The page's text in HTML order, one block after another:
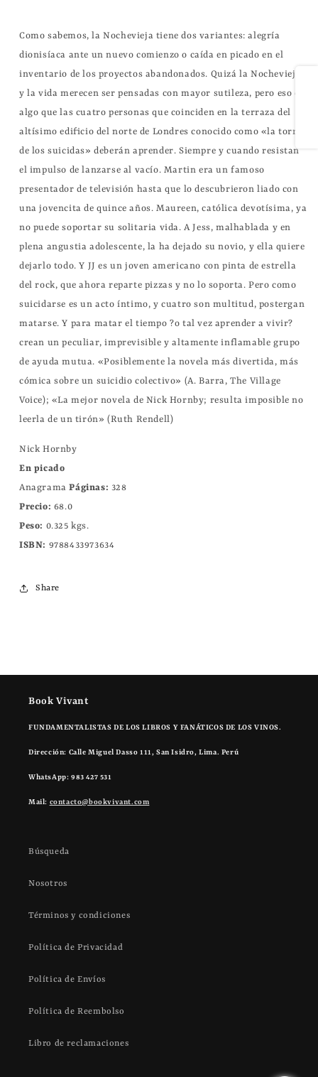
Como sabemos, la Nochevieja tiene dos variantes: alegría
dionisíaca ante un nuevo comienzo o caída en picado en el
inventario de los proyectos abandonados. Quizá la Nochevieja
y la vida merecen ser pensadas con mayor sutileza, pero eso es
algo que las cuatro personas que coinciden en la terraza del
altísimo edificio del norte de Londres conocido como «la torre
de los suicidas» deberán aprender. Siempre y cuando resistan
el impulso de lanzarse al vacío. Martin era un famoso
presentador de televisión hasta que lo descubrieron liado con
una jovencita de quince años. Maureen, católica devotísima, ya
no puede soportar su solitaria vida. A Jess, malhablada y en
plena angustia adolescente, la ha dejado su novio, y ella quiere
dejarlo todo. Y JJ es un joven americano con pinta de estrella
del rock, que ahora reparte pizzas y no lo soporta. Pero como
suicidarse es un acto íntimo, y cuatro son multitud, postergan
matarse. Y para matar el tiempo ?o tal vez aprender a vivir?
crean un peculiar, imprevisible y altamente inflamable grupo
de ayuda mutua. «Posiblemente la novela más divertida, más
cómica sobre un suicidio colectivo» (A. Barra, The Village
Voice); «La mejor novela de Nick Hornby; resulta imposible no
Nick Hornby
En picado
AnagramaPáginas: 328
Precio: 68.0
Peso: 0.325 kgs.
ISBN: 9788433973634
Share
Book Vivant
FUNDAMENTALISTAS DE LOS LIBROS Y FANÁTICOS DE LOS VINOS.
Dirección: Calle Miguel Dasso 111, San Isidro, Lima. Perú
WhatsApp: 983 427 531
Mail: contacto@bookvivant.com
Búsqueda
Nosotros
Términos y condiciones
Política de Privacidad
Política de Envíos
Política de Reembolso
Libro de reclamaciones